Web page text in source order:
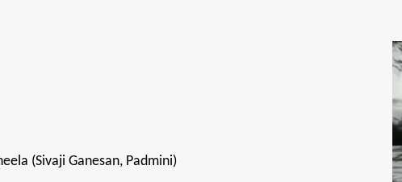
(Sivaji Ganesan, Padmini)